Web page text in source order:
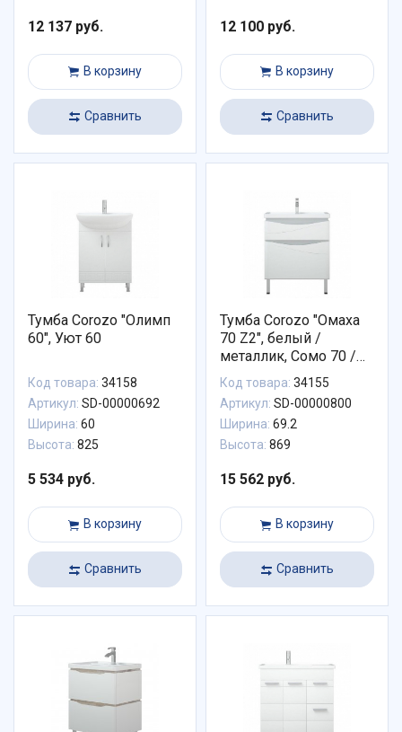
12 137 руб.
В корзину
Сравнить
12 100 руб.
В корзину
Сравнить
Тумба Corozo "Олимп
60", Уют 60
Код товара: 34158
Артикул: SD-00000692
Ширина: 60
Высота: 825
5 534 руб.
В корзину
Сравнить
Тумба Corozo "Омаха
70 Z2", белый /
металлик, Сомо 70 /
Фостер 70
Код товара: 34155
Артикул: SD-00000800
Ширина: 69.2
Высота: 869
15 562 руб.
В корзину
Сравнить